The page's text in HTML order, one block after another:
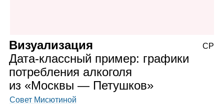
Визуализация
Дата‑классный пример: графики
потребления алкоголя
из «Москвы — Петушков»
Совет Мисютиной
СР